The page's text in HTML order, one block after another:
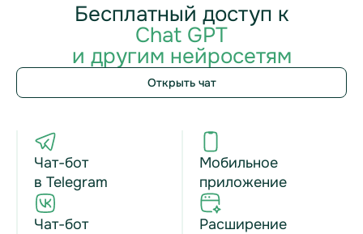
Бесплатный доступ к
Chat GPT
и другим нейросетям
Открыть чат
Чат-бот
в Telegram
Чат-бот
Мобильное
приложение
Расширение